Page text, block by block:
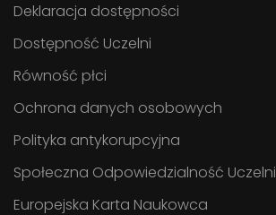
Deklaracja dostępności
Dostępność Uczelni
Równość płci
Ochrona danych osobowych
Polityka antykorupcyjna
Społeczna Odpowiedzialność Uczelni
Europejska Karta Naukowca